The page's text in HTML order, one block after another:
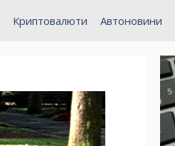
Криптовалюти Автоновини